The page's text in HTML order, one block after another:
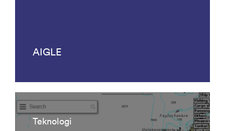
AIGLE
Teknologi